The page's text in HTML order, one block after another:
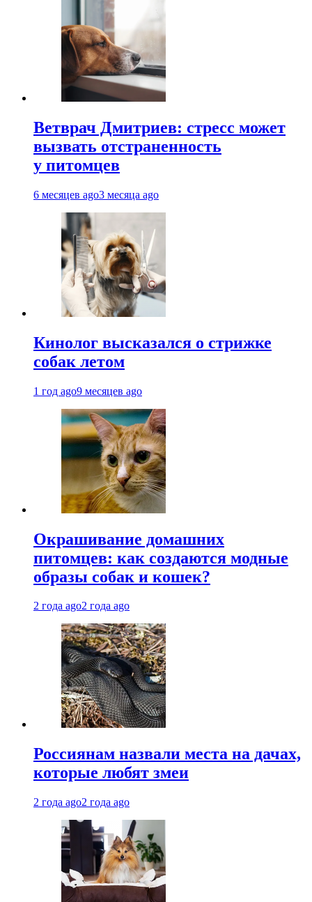
Ветврач Дмитриев: стресс может
вызвать отстраненность
у питомцев
6 месяцев ago3 месяца ago
Кинолог высказался о стрижке
собак летом
1 год ago9 месяцев ago
Окрашивание домашних
питомцев: как создаются модные
образы собак и кошек?
2 года ago2 года ago
Россиянам назвали места на дачах,
которые любят змеи
2 года ago2 года ago